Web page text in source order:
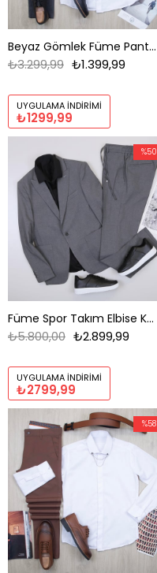
Beyaz Gömlek Füme Pantolon Ayakkabı Kombin
₺1.399,99
₺3.299,99
UYGULAMA İNDIRIMI
₺1299,99
Füme Spor Takım Elbise Kombini Erkek | Slim Fit Şık Günlük Set
₺2.899,99
₺5.800,00
UYGULAMA İNDIRIMI
₺2799,99
%50
%58